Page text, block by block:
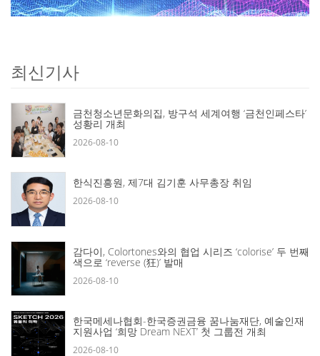
최신기사
금천청소년문화의집, 방구석 세계여행 ‘금천인페스타’
성황리 개최
2026-08-10
한식진흥원, 제7대 김기훈 사무총장 취임
2026-08-10
감다이, Colortones와의 협업 시리즈 ‘colorise’ 두 번째
색으로 ‘reverse (狂)’ 발매
2026-08-10
한국메세나협회-한국증권금융 꿈나눔재단, 예술인재
지원사업 ‘희망 Dream NEXT’ 첫 그룹전 개최
2026-08-10